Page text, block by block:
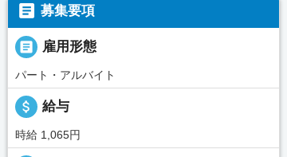
 募集要項
 雇用形態
パート・アルバイト
attach_money 給与
時給 1,065円